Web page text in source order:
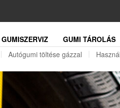
GUMISZERVIZ GUMI TÁROLÁS
Autógumi töltése gázzal